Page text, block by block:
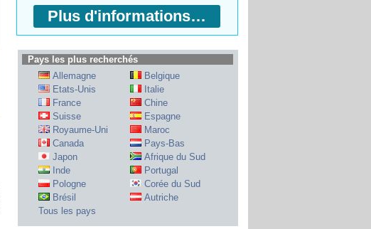
Plus d'informations…
Pays les plus recherchés
Allemagne
Belgique
Etats-Unis
Italie
France
Chine
Suisse
Espagne
Royaume-Uni
Maroc
Canada
Pays-Bas
Japon
Afrique du Sud
Inde
Portugal
Pologne
Corée du Sud
Brésil
Autriche
Tous les pays